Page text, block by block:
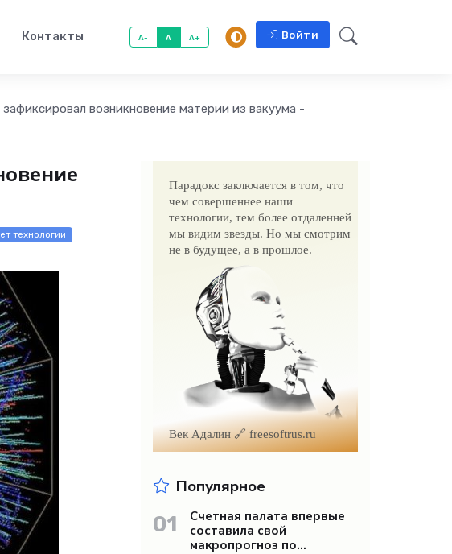
Контакты A- A A+ Войти
возникновение материи из вакуума -
технологии
Парадокс заключается в том, что
чем совершеннее наши
технологии, тем более отдаленней
мы видим звезды. Но мы смотрим
не в будущее, а в прошлое.
Век Адалин 🔗 freesoftrus.ru
Популярное
01
Счетная палата впервые
составила свой
макропрогноз по